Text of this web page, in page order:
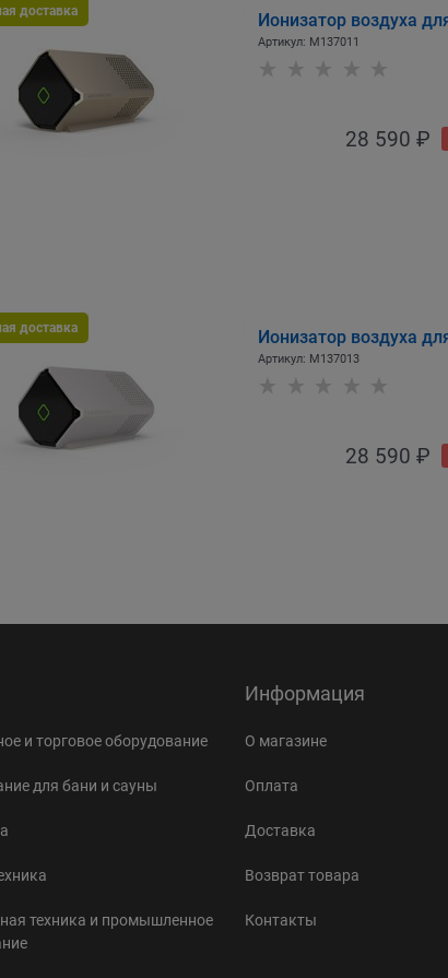
Ионизатор воздуха
Артикул: M137011
доставка
28 590 ₽
Ионизатор воздуха
Артикул: M137013
доставка
28 590 ₽
и торговое оборудование
для бани и сауны
техника и промышленное
Информация
О магазине
Оплата
Доставка
Возврат товара
Контакты